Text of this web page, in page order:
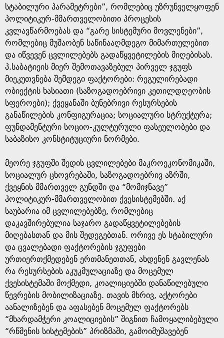
სტაბილური პარამეტრები”, რომლებიც უზრუნველყოფენ
პოლიტიკურ-მმართველობითი პროცესის
კვლავწარმოებას და “გარე სისტემური მოვლენები”,
რომლებიც მუშაობენ საწინააღმდეგო მიმართულებით
და იწვევენ ცვლილებებს გადაწყვეტილების მიღებისას.
პ.საბატიეის მიერ შემოთავაზებულ პირველ ჯგუფს
მიეკუთვნება შემდეგი ფაქტორები: რეგულირებადი
ობიექტის ხასიათი (საზოგადოებრივი კეთილდღეობის
სფეროები); ქვეყანაში ბუნებრივი რესურსების
განაწილების კონფიგურაცია; სოციალური სტრუქტურა;
ფუნდამენტური სოციო-კულტურული ფასეულობები და
საბაზისო კონსტიტუციური ნორმები.
მეორე ჯგუფში შედის ცვლილებები მაკროეკონომიკაში,
სოციალურ ცხოვრებაში, საზოგადოებრივ აზრში,
ქვეყნის მმართველ გუნდში და “მომიჯნავე”
პოლიტიკურ-მმართველობით ქვესისტემებში. აქ
საუბარია იმ ცვლილებებზე, რომლებიც
დაკავშირებულია საჯარო გადაწყვეტილებების
მიღებასთან და მის შედეგებთან. ორივე ეს სტაბილური
და ცვალებადი ფაქტორების ჯგუფები
ურთიერთქმედებენ ერთმანეთთან, ახდენენ გავლენას
რა რესურსების აკუკმულაციაზე და მოცემულ
ქვესისტემაში მოქმედი, კოალიციებში დანაწილებული
წევრების მობილიზაციაზე. თავის მხრივ, აქტორები
აანალიზებენ და აფასებენ მოცემულ ფაქტორებს
“მხარდამჭერი კოალიციების” შიგნით ჩამოყალიბებული
“რწმენის სისტემების” პრიზმაში, გამოიმუშავებენ